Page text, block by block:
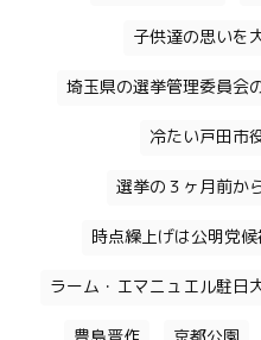
子供達の思いを
埼玉県の選挙管理委員会
冷たい戸田市
選挙の３ヶ月前か
時点繰上げは公明党
ラーム・エマニュエル駐日